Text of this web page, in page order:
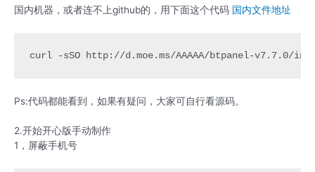
国内机器，或者连不上github的，用下面这个代码 国内文件地址
curl -sSO http://d.moe.ms/AAAAA/btpanel-v7.7.0/
Ps:代码都能看到，如果有疑问，大家可自行看源码。
2.开始开心版手动制作
1，屏蔽手机号